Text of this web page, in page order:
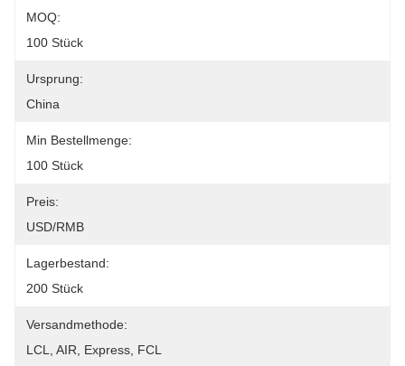
MOQ:
100 Stück
Ursprung:
China
Min Bestellmenge:
100 Stück
Preis:
USD/RMB
Lagerbestand:
200 Stück
Versandmethode:
LCL, AIR, Express, FCL